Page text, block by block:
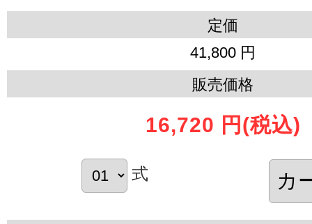
定価
41,800 円
販売価格
16,720 円 (税込)
式